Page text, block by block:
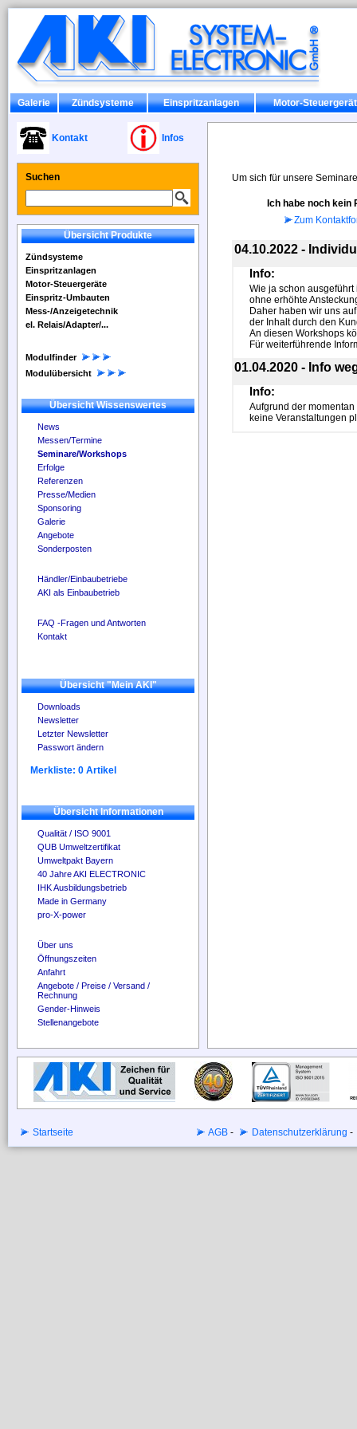
Galerie Zündsysteme Einspritzanlagen Motor-
Kontakt Infos
Suchen
Übersicht Produkte
Zündsysteme
Einspritzanlagen
Motor-Steuergeräte
Einspritz-Umbauten
Mess-/Anzeigetechnik
el. Relais/Adapter/...
Modulfinder
Modulübersicht
Übersicht Wissenswertes
News
Messen/Termine
Seminare/Workshops
Erfolge
Referenzen
Presse/Medien
Sponsoring
Galerie
Angebote
Sonderposten
Händler/Einbaubetriebe
AKI als Einbaubetrieb
FAQ -Fragen und Antworten
Kontakt
Übersicht "Mein AKI"
Downloads
Newsletter
Letzter Newsletter
Passwort ändern
Merkliste: 0 Artikel
Übersicht Informationen
Qualität / ISO 9001
QUB Umweltzertifikat
Umweltpakt Bayern
40 Jahre AKI ELECTRONIC
IHK Ausbildungsbetrieb
Made in Germany
pro-X-power
Über uns
Öffnungszeiten
Anfahrt
Angebote / Preise / Versand /
Rechnung
Gender-Hinweis
Stellenangebote
Um sich für unsere
Ich habe noch kein
Zum
04.10.2022 -
Info:
Wie ja schon
ohne erhöhte
Daher haben wir uns
der Inhalt durch den
An diesen Workshops
Für weiterführende
01.04.2020 - Info
Info:
Aufgrund der
keine Veranstaltungen
Startseite AGB - Datenschutzerklärung -